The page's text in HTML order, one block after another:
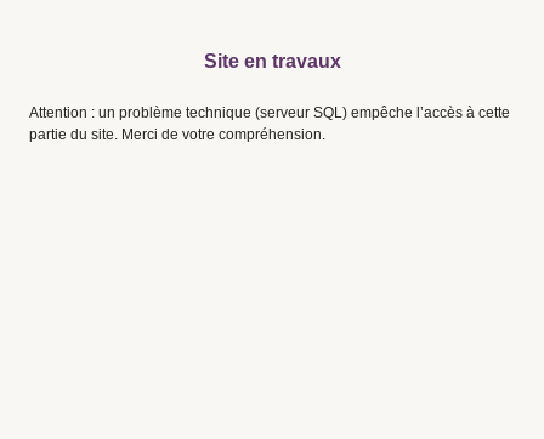
Site en travaux
Attention : un problème technique (serveur SQL) empêche l’accès à cette
partie du site. Merci de votre compréhension.